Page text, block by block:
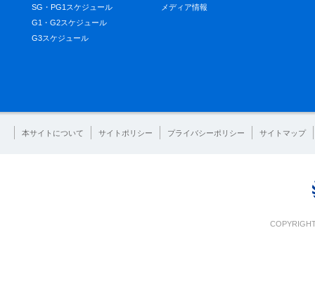
SG・PG1スケジュール
G1・G2スケジュール
G3スケジュール
メディア情報
本サイトについて サイトポリシー プライバシーポリシー サイトマップ